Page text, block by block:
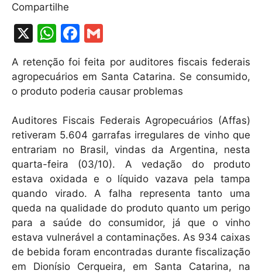
Compartilhe
X
W
at
s
p
p
F
c
e
o
o
k
ai
l
A retenção foi feita por auditores fiscais federais
agropecuários em Santa Catarina. Se consumido,
o produto poderia causar problemas
Auditores Fiscais Federais Agropecuários (Affas)
retiveram 5.604 garrafas irregulares de vinho que
entrariam no Brasil, vindas da Argentina, nesta
quarta-feira (03/10). A vedação do produto
estava oxidada e o líquido vazava pela tampa
quando virado. A falha representa tanto uma
queda na qualidade do produto quanto um perigo
para a saúde do consumidor, já que o vinho
estava vulnerável a contaminações. As 934 caixas
de bebida foram encontradas durante fiscalização
em Dionísio Cerqueira, em Santa Catarina, na